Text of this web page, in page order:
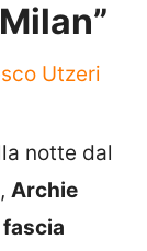
Utzeri
notte dal
Archie